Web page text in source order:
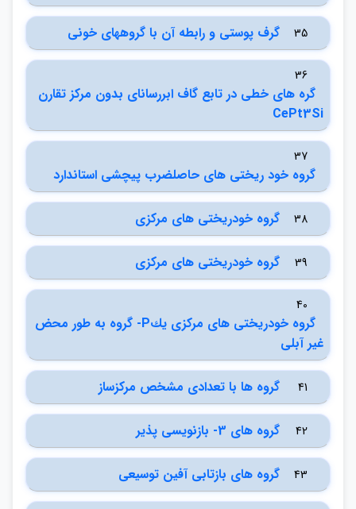
35 گرف پوستي و رابطه آن با گروههاي خوني
36
گره هاي خطي در تابع گاف ابررساناي بدون مركز تقارن
CePt3Si
37
گروه خود ريختي هاي حاصلضرب پيچشي استاندارد
38 گروه خودريختي هاي مركزي
39 گروه خودريختي هاي مركزي
40
گروه خودريختي هاي مركزي يكP- گروه به طور محض
غير آبلي
41 گروه ها با تعدادي مشخص مركزساز
42 گروه هاي 3- بازنويسي پذير
43 گروه هاي بازتابي آفين توسيعي